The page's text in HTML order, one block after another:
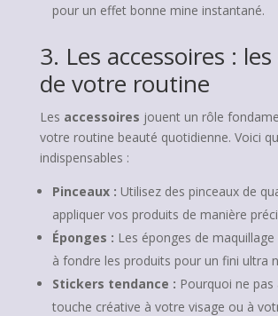
pour un effet bonne mine instantané.
3. Les accessoires :
de votre routine
Les accessoires jouent un rôle
votre routine beauté quotidienne. Voici
indispensables :
Pinceaux : Utilisez des pinceaux de
appliquer vos produits de manière
Éponges : Les éponges de
à fondre les produits pour un fini ultra
Stickers tendance : Pourquoi ne
touche créative à votre visage ou à